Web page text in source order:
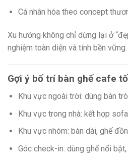
Cá nhân hóa theo concept
Xu hướng không chỉ dừng lại ở
nghiệm toàn diện và tính bền vững.
Gợi ý bố trí bàn ghế cafe
Khu vực ngoài trời: dùng bàn
Khu vực trong nhà: kết hợp
Khu vực nhóm: bàn dài, ghế
Góc check-in: dùng ghế nổi